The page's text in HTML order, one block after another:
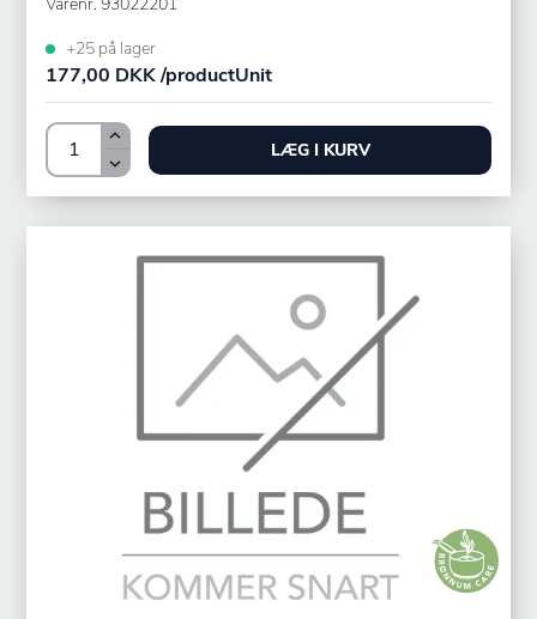
+25 på lager
177,00 DKK /productUnit
LÆG I KURV